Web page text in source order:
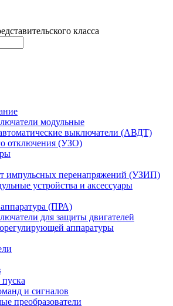
класса
модульные
выключатели (АВДТ)
отключения (УЗО)
импульсных перенапряжений (УЗИП)
устройства и аксессуары
(ПРА)
для защиты двигателей
аппаратуры
и сигналов
преобразователи